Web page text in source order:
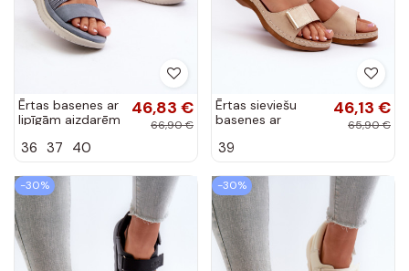
Ērtas basenes ar
lipīgām aizdarēm
Ceclea
46,83 €
66,90 €
36 37 40
Ērtas sieviešu
basenes ar
smilšu krāsas
46,13 €
65,90 €
39
-30% -30%